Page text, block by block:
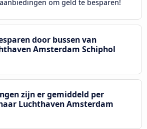
om geld te besparen!
door bussen van
Amsterdam Schiphol
zijn er gemiddeld per
Luchthaven Amsterdam